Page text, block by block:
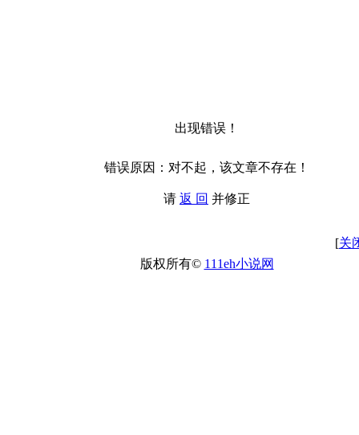
出现错误！
错误原因：对不起，该文章不存在！
请 返 回 并修正
[关
版权所有© 111eh小说网